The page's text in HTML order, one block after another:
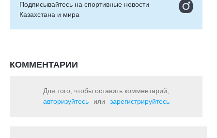
Подписывайтесь на cпортивные новости
Казахстана и мира
КОММЕНТАРИИ
Для того, чтобы оставить комментарий,
авторизуйтесь
или зарегистрируйтесь